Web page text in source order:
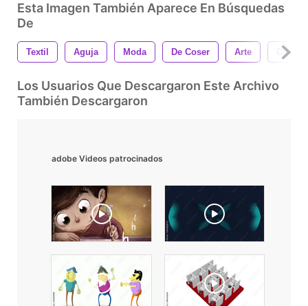
Esta Imagen También Aparece En Búsquedas
De
Textil Aguja Moda De Coser Arte Coser
Los Usuarios Que Descargaron Este Archivo
También Descargaron
adobe Videos patrocinados